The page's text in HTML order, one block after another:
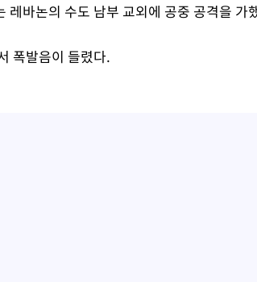
레바논의 수도 남부 교외에 공중 공격을 가
폭발음이 들렸다.